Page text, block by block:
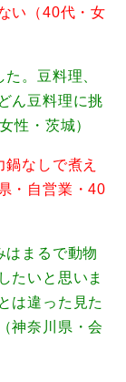
い（40代・女
。豆料理、
ん豆料理に挑
性・茨城）
なしで煮え
・自営業・40
はまるで動物
たいと思いま
は違った見た
（神奈川県・会